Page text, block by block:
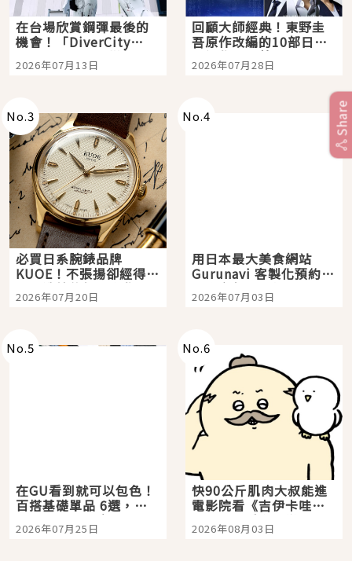
在台場欣賞鋼彈最後的
機會！「DiverCity
Tokyo Plaza」搭船、
購物、美食及夜景，一
2026年07月13日
回顧大師經典！東野圭
吾原作改編的10部日本
影視作品推薦
2026年07月28日
No.3
必買日系腕錶品牌
KUOE！不張揚卻經得起
時間洗鍊的經典之作五
選
2026年07月20日
No.4
用日本最大美食網站
Gurunavi 客製化預約九
大都市餐廳，打造專屬
美食體驗！
2026年07月03日
No.5
在GU看到就可以包色！
百搭基礎單品 6選，閉
眼全收也不心疼
2026年07月25日
No.6
快90公斤肌肉大叔能進
電影院看《吉伊卡哇》
嗎？日本重金屬樂團
「打首」會長與nagano
2026年08月03日
Share